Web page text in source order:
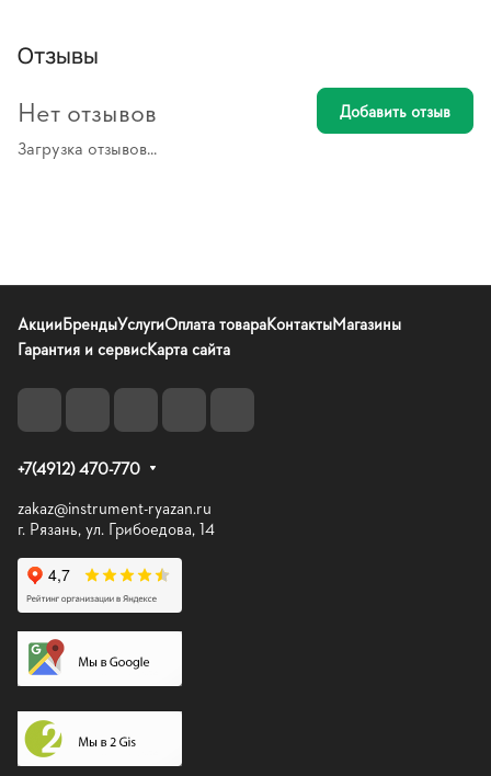
Отзывы
Загрузка отзывов...
Нет отзывов Добавить отзыв
АкцииБрендыУслугиОплата товараКонтактыМагазины
Гарантия и сервисКарта сайта
+7(4912) 470-770
zakaz@instrument-ryazan.ru
г. Рязань, ул. Грибоедова, 14